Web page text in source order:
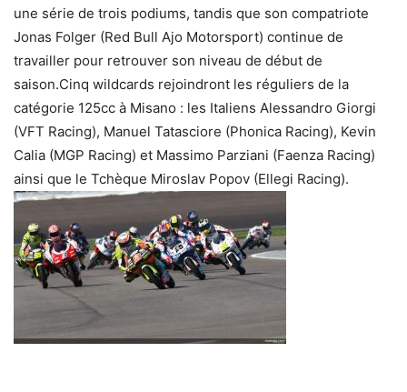
une série de trois podiums, tandis que son compatriote
Jonas Folger (Red Bull Ajo Motorsport) continue de
travailler pour retrouver son niveau de début de
saison.Cinq wildcards rejoindront les réguliers de la
catégorie 125cc à Misano : les Italiens Alessandro Giorgi
(VFT Racing), Manuel Tatasciore (Phonica Racing), Kevin
Calia (MGP Racing) et Massimo Parziani (Faenza Racing)
ainsi que le Tchèque Miroslav Popov (Ellegi Racing).